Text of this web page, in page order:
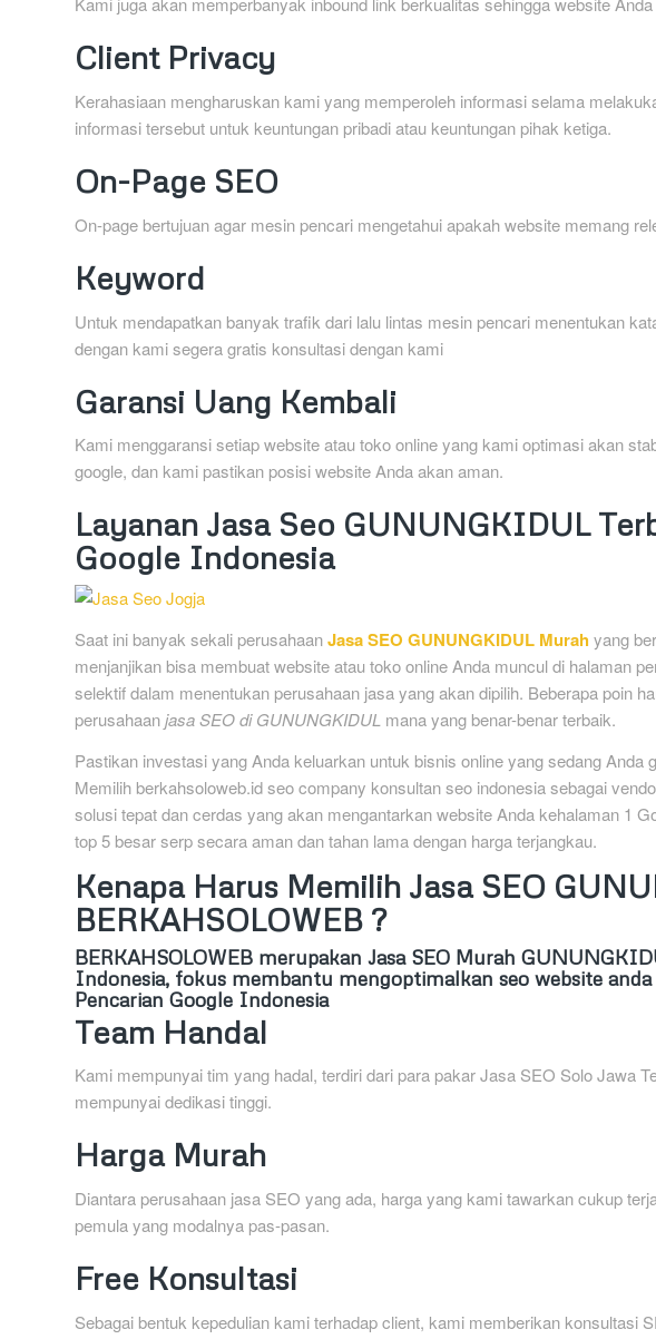
Client Privacy
Kerahasiaan mengharuskan kami yang memperoleh informasi selama
informasi tersebut untuk keuntungan pribadi atau keuntungan pihak ketiga.
On-Page SEO
On-page bertujuan agar mesin pencari mengetahui apakah website memang
Keyword
Untuk mendapatkan banyak trafik dari lalu lintas mesin pencari menentukan
dengan kami segera gratis konsultasi dengan kami
Garansi Uang Kembali
Kami menggaransi setiap website atau toko online yang kami optimasi akan
google, dan kami pastikan posisi website Anda akan aman.
Layanan Jasa Seo GUNUNGKIDUL
Google Indonesia
Saat ini banyak sekali perusahaanJasa SEO GUNUNGKIDUL Murahyang
menjanjikan bisa membuat website atau toko online Anda muncul di halaman
selektif dalam menentukan perusahaan jasa yang akan dipilih. Beberapa poin
perusahaanjasa SEO di GUNUNGKIDUL mana yang benar-benar terbaik.
Pastikan investasi yang Anda keluarkan untuk bisnis online yang sedang Anda
Memilih berkahsoloweb.id seo company konsultan seo indonesia sebagai
solusi tepat dan cerdas yang akan mengantarkan website Anda kehalaman 1
top 5 besar serp secara aman dan tahan lama dengan harga terjangkau.
Kenapa Harus Memilih Jasa SEO
BERKAHSOLOWEB ?
BERKAHSOLOWEB merupakan Jasa SEO Murah
Indonesia, fokus membantu mengoptimalkan seo website
Pencarian Google Indonesia
Team Handal
Kami mempunyai tim yang hadal, terdiri dari para pakar Jasa SEO Solo Jawa
mempunyai dedikasi tinggi.
Harga Murah
Diantara perusahaan jasa SEO yang ada, harga yang kami tawarkan cukup
pemula yang modalnya pas-pasan.
Free Konsultasi
Sebagai bentuk kepedulian kami terhadap client, kami memberikan konsultasi